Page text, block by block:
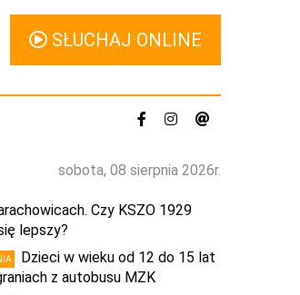
SŁUCHAJ ONLINE
sobota, 08 sierpnia 2026r.
Czy KSZO 1929
lepszy?
Dzieci w wieku od 12 do 15 lat
z autobusu MZK